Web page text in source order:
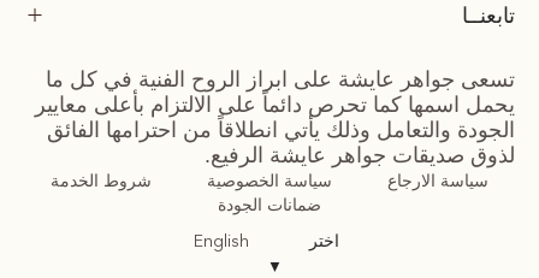
تابعنــا
تسعى جواهر عايشة على ابراز الروح الفنية في كل ما
يحمل اسمها كما تحرص دائماً على الالتزام بأعلى معايير
الجودة والتعامل وذلك يأتي انطلاقاً من احترامها الفائق
لذوق صديقات جواهر عايشة الرفيع.
سياسة الارجاع سياسة الخصوصية
شروط الخدمة
ضمانات الجودة
اختر
▼
English